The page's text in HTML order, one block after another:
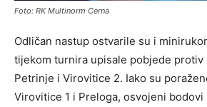
Foto: RK Multinorm Cerna
Odličan nastup ostvarile su i
tijekom turnira upisale pobjede protiv
Petrinje i Virovitice 2. Iako su
Virovitice 1 i Preloga, osvojeni